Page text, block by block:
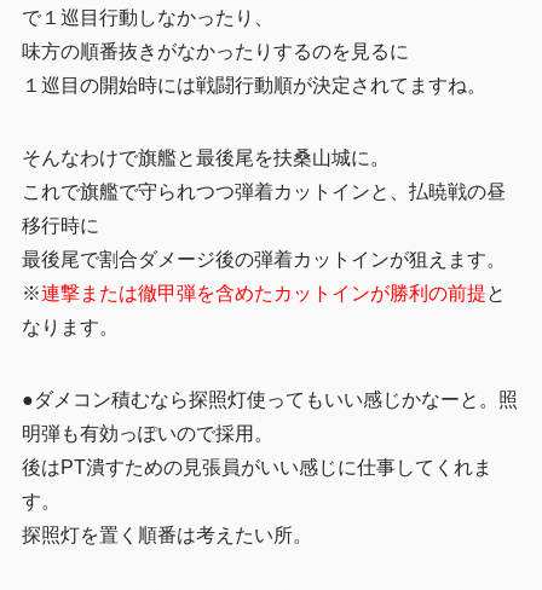
で１巡目行動しなかったり、
味方の順番抜きがなかったりするのを見るに
１巡目の開始時には戦闘行動順が決定されてますね。
そんなわけで旗艦と最後尾を扶桑山城に。
これで旗艦で守られつつ弾着カットインと、払暁戦の昼
移行時に
最後尾で割合ダメージ後の弾着カットインが狙えます。
※連撃または徹甲弾を含めたカットインが勝利の前提と
なります。
●ダメコン積むなら探照灯使ってもいい感じかなーと。照
明弾も有効っぽいので採用。
後はPT潰すための見張員がいい感じに仕事してくれま
す。
探照灯を置く順番は考えたい所。